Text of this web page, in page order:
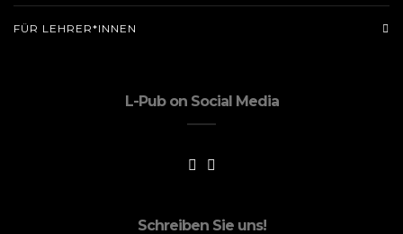
FÜR LEHRER*INNEN
L-Pub on Social Media
Schreiben Sie uns!